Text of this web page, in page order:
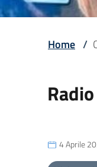
Home /
4 Aprile